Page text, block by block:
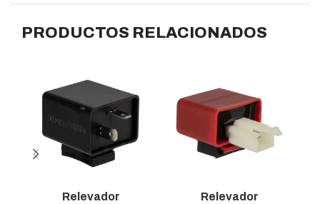
PRODUCTOS RELACIONADOS
Relevador
Relevador